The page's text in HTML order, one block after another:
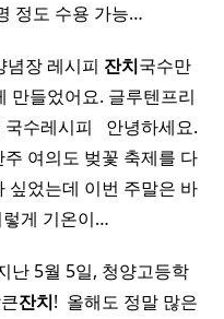
정도 수용 가능…
념장 레시피 잔치국수만
만들었어요. 글루텐프리
수레시피 ​ ​ 안녕하세요.
여의도 벚꽃 축제를 다
싶었는데 이번 주말은 바
게 기온이…
난 5월 5일, 청양고등학
잔치! ​ 올해도 정말 많은